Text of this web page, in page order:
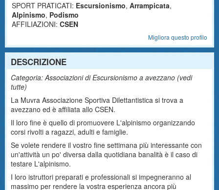
SPORT PRATICATI: Escursionismo, Arrampicata,
Alpinismo, Podismo
AFFILIAZIONI: CSEN
Migliora questo profilo
DESCRIZIONE
Categoria: Associazioni di Escursionismo a avezzano (vedi
tutte)
La Muvra Associazione Sportiva Dilettantistica si trova a
avezzano ed è affiliata allo CSEN.
Il loro fine è quello di promuovere L'alpinismo organizzando
corsi rivolti a ragazzi, adulti e famiglie.
Se volete rendere il vostro fine settimana più interessante con
un'attività un po' diversa dalla quotidiana banalità è il caso di
testare L'alpinismo.
I loro istruttori preparati e professionali si impegneranno al
massimo per rendere la vostra esperienza ancora più